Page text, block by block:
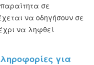
σε
να οδηγήσουν σε
να ληφθεί
για